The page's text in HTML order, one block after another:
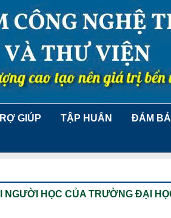
GIÚP TẬP HUẤN ĐẢM
HỌC CỦA TRƯỜNG ĐẠI